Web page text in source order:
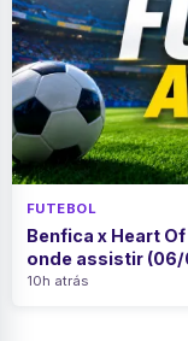
FUTEBOL
Benfica x Heart
onde assistir
10h atrás